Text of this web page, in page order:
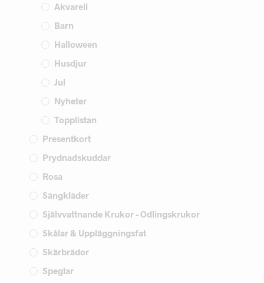
Akvarell
Barn
Halloween
Husdjur
Jul
Nyheter
Topplistan
Presentkort
Prydnadskuddar
Rosa
Sängkläder
Självvattnande Krukor - Odlingskrukor
Skålar & Uppläggningsfat
Skärbrädor
Speglar